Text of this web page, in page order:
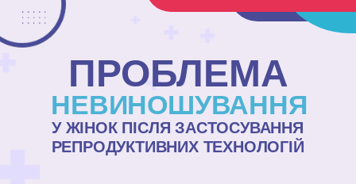
НЕВИНОШУВАННЯ
У ЖІНОК ПІСЛЯ ЗАСТОСУВАННЯ
РЕПРОДУКТИВНИХ ТЕХНОЛОГІЙ
ПРОБЛЕМА